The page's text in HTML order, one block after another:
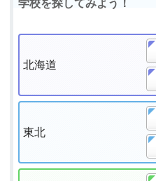
学校を探してみよう！
北海道
東北